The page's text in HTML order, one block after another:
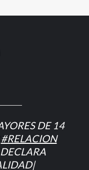
DE 14
#RELACION